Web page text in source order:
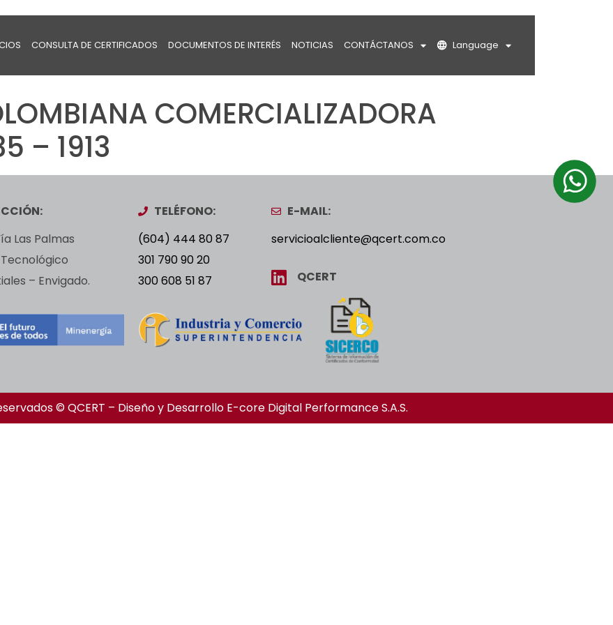
CONSULTA DE CERTIFICADOS DOCUMENTOS DE INTERÉS NOTICIAS CONTÁCTANOS Language
COMERCIALIZADORA
– 1913
Las Palmas
– Envigado.
TELÉFONO:
(604) 444 80 87
301 790 90 20
300 608 51 87
E-MAIL:
servicioalcliente@qcert.com.co
QCERT
© QCERT – Diseño y Desarrollo E-core Digital Performance S.A.S.